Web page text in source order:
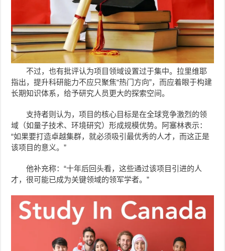
不过，也有批评认为项目领域设置过于集中。拉里维耶
指出，提升科研能力不应只聚焦“热门方向”，而应着眼于构建
长期知识体系，给予研究人员更大的探索空间。
支持者则认为，项目的核心目标是在全球竞争激烈的领
域（如量子技术、环境研究）形成规模优势。阿塞林表示：
“如果要打造卓越集群，就必须吸引最优秀的人才，而这正是
该项目的意义。”
他补充称：“十年后回头看，这些通过该项目引进的人
才，很可能已成为关键领域的领军学者。”